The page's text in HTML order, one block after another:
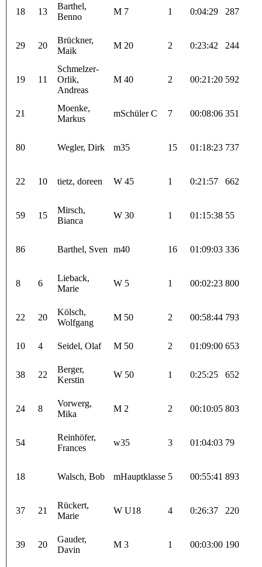
18 13
Barthel,
Benno
M 7 1 0:04:29 287
29 20
Brückner,
Maik
M 20 2 0:23:42 244
19 11
Schmelzer-
Orlik,
Andreas
M 40 2 00:21:20 592
21
Moenke,
Markus
mSchüler C 7 00:08:06 351
80 Wegler, Dirk m35 15 01:18:23 737
22 10 tietz, doreen W 45 1 0:21:57 662
59 15
Mirsch,
Bianca
W 30 1 01:15:38 55
86 Barthel, Sven m40 16 01:09:03 336
8 6
Lieback,
Marie
W 5 1 00:02:23 800
22 20
Kölsch,
Wolfgang
M 50 2 00:58:44 793
10 4 Seidel, Olaf M 50 2 01:09:00 653
38 22
Berger,
Kerstin
W 50 1 0:25:25 652
24 8
Vorwerg,
Mika
M 2 2 00:10:05 803
54
Reinhöfer,
Frances
w35 3 01:04:03 79
18 Walsch, Bob mHauptklasse 5 00:55:41 893
37 21
Rückert,
Marie
W U18 4 0:26:37 220
39 20
Gauder,
Davin
M 3 1 00:03:00 190